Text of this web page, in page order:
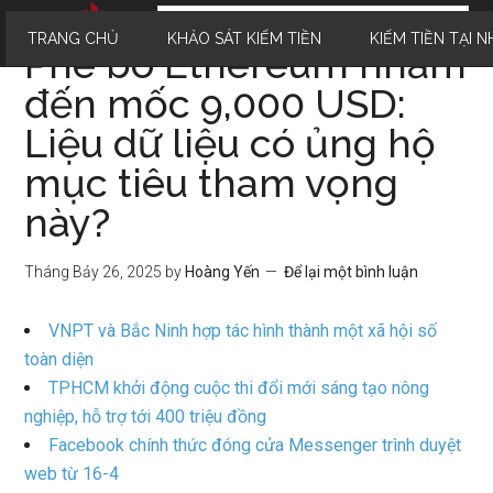
TRANG CHỦ KHẢO SÁT KIẾM TIỀN KIẾM TIỀN TẠI
Phe bò Ethereum nhắm
đến mốc 9,000 USD:
Liệu dữ liệu có ủng hộ
mục tiêu tham vọng
này?
Tháng Bảy 26, 2025 by Hoàng Yến Để lại một bình luận
VNPT và Bắc Ninh hợp tác hình thành một xã hội số
toàn diện
TPHCM khởi động cuộc thi đổi mới sáng tạo nông
nghiệp, hỗ trợ tới 400 triệu đồng
Facebook chính thức đóng cửa Messenger trình duyệt
web từ 16-4